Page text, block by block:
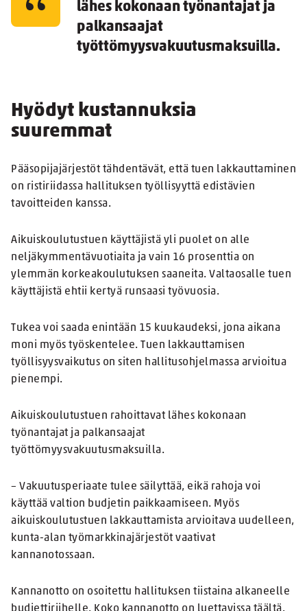
lähes kokonaan työnantajat ja
palkansaajat
työttömyysvakuutusmaksuilla.
Hyödyt kustannuksia
suuremmat
Pääsopijajärjestöt tähdentävät, että tuen lakkauttaminen
on ristiriidassa hallituksen työllisyyttä edistävien
tavoitteiden kanssa.
Aikuiskoulutustuen käyttäjistä yli puolet on alle
neljäkymmentävuotiaita ja vain 16 prosenttia on
ylemmän korkeakoulutuksen saaneita. Valtaosalle tuen
käyttäjistä ehtii kertyä runsaasi työvuosia.
Tukea voi saada enintään 15 kuukaudeksi, jona aikana
moni myös työskentelee. Tuen lakkauttamisen
työllisyysvaikutus on siten hallitusohjelmassa arvioitua
pienempi.
Aikuiskoulutustuen rahoittavat lähes kokonaan
työnantajat ja palkansaajat
työttömyysvakuutusmaksuilla.
– Vakuutusperiaate tulee säilyttää, eikä rahoja voi
käyttää valtion budjetin paikkaamiseen. Myös
aikuiskoulutustuen lakkauttamista arvioitava uudelleen,
kunta-alan työmarkkinajärjestöt vaativat
kannanotossaan.
Kannanotto on osoitettu hallituksen tiistaina alkaneelle